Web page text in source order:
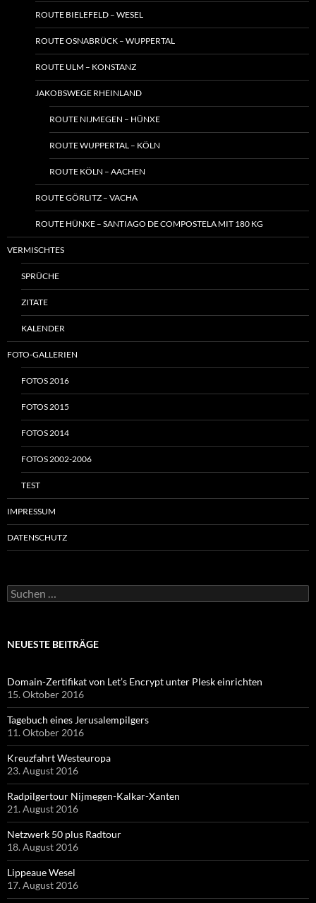
ROUTE BIELEFELD – WESEL
ROUTE OSNABRÜCK – WUPPERTAL
ROUTE ULM – KONSTANZ
JAKOBSWEGE RHEINLAND
ROUTE NIJMEGEN – HÜNXE
ROUTE WUPPERTAL – KÖLN
ROUTE KÖLN – AACHEN
ROUTE GÖRLITZ – VACHA
ROUTE HÜNXE – SANTIAGO DE COMPOSTELA MIT 180 KG
VERMISCHTES
SPRÜCHE
ZITATE
KALENDER
FOTO-GALLERIEN
FOTOS 2016
FOTOS 2015
FOTOS 2014
FOTOS 2002-2006
TEST
IMPRESSUM
DATENSCHUTZ
Suchen
nach:
NEUESTE BEITRÄGE
Domain-Zertifikat von Let’s Encrypt unter Plesk einrichten
15. Oktober 2016
Tagebuch eines Jerusalempilgers
11. Oktober 2016
Kreuzfahrt Westeuropa
23. August 2016
Radpilgertour Nijmegen-Kalkar-Xanten
21. August 2016
Netzwerk 50 plus Radtour
18. August 2016
Lippeaue Wesel
17. August 2016